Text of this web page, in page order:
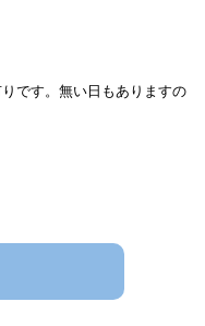
です。無い日もありますの